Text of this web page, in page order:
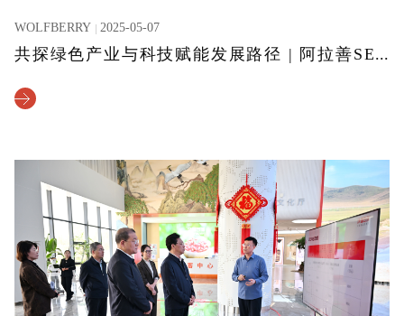
WOLFBERRY 2025-05-07
共探绿色产业与科技赋能发展路径 | 阿拉善SEE生态协会参观调研沃福百瑞